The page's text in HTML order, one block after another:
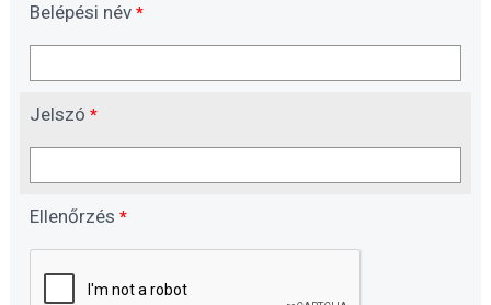
Belépési név *
Jelszó *
Ellenőrzés *